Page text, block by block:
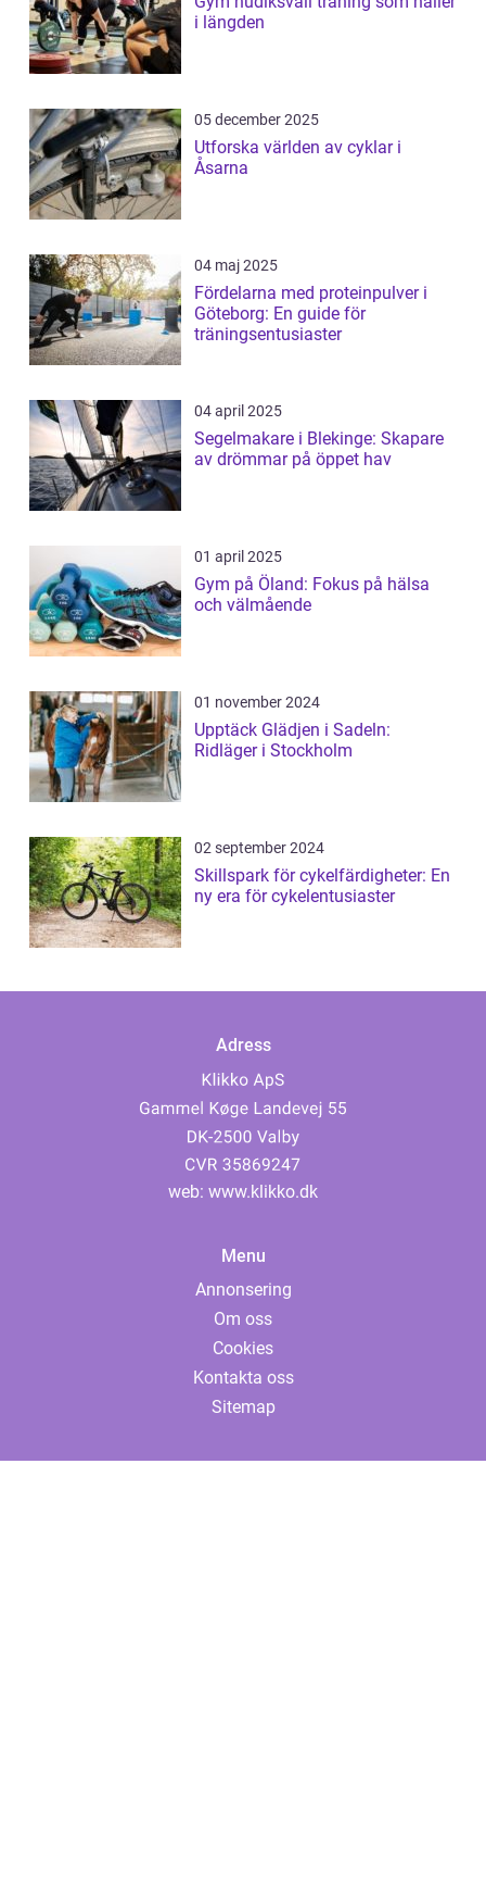
i längden
05 december 2025
Utforska världen av cyklar i
Åsarna
04 maj 2025
Fördelarna med proteinpulver i
Göteborg: En guide för
träningsentusiaster
04 april 2025
Segelmakare i Blekinge: Skapare
av drömmar på öppet hav
01 april 2025
Gym på Öland: Fokus på hälsa
och välmående
01 november 2024
Upptäck Glädjen i Sadeln:
Ridläger i Stockholm
02 september 2024
Skillspark för cykelfärdigheter: En
ny era för cykelentusiaster
Adress
web: www.klikko.dk
Menu
Annonsering
Om oss
Cookies
Kontakta oss
Sitemap